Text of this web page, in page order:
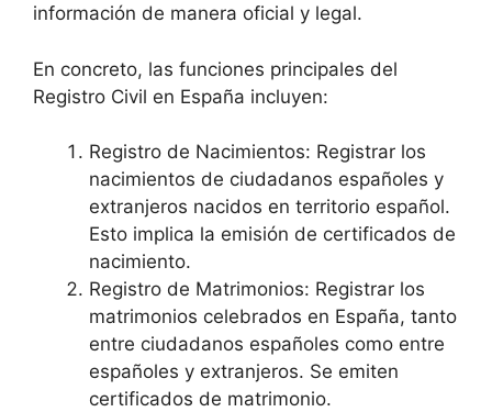
información de manera oficial y legal.
En concreto, las funciones principales del
Registro Civil en España incluyen:
Registro de Nacimientos: Registrar los
nacimientos de ciudadanos españoles y
extranjeros nacidos en territorio español.
Esto implica la emisión de certificados de
nacimiento.
Registro de Matrimonios: Registrar los
matrimonios celebrados en España, tanto
entre ciudadanos españoles como entre
españoles y extranjeros. Se emiten
certificados de matrimonio.